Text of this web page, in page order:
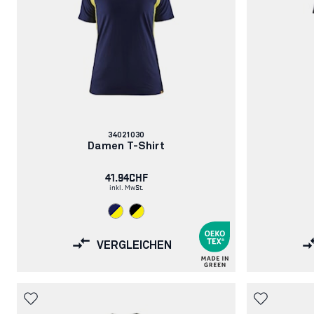
Artikelnummer:
34021030
Damen T-Shirt
41.94CHF
inkl. MwSt.
VERGLEICHEN